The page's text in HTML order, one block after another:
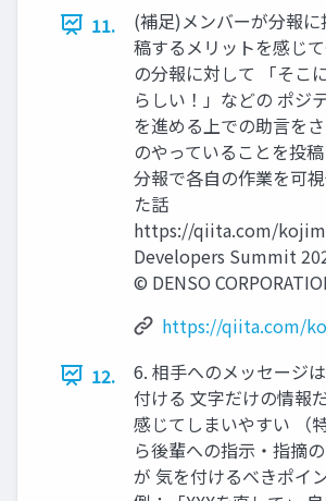
11.
(補足)メンバーが分報
稿するメリットを感じ
の分報に対して 「そこ
らしい！」などの ポジ
を進める上での助言を
のやっていることを投
分報で各自の作業を可
た話
https://qiita.com/
Developers Summit
© DENSO
https://qiita.com/
12.
6. 相手へのメッセージ
付ける 文字だけの情報
感じてしまいやすい （
ら後輩への指示・指摘
が 気を付けるべきポイ